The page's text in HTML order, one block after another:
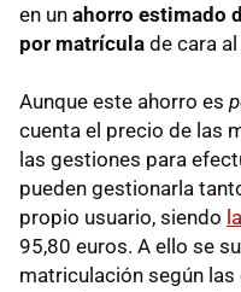
en un ahorro estimado
por matrícula de cara
Aunque este ahorro es
cuenta el precio de las
las gestiones para
pueden gestionarla
propio usuario, siendo
95,80 euros. A ello se
matriculación según